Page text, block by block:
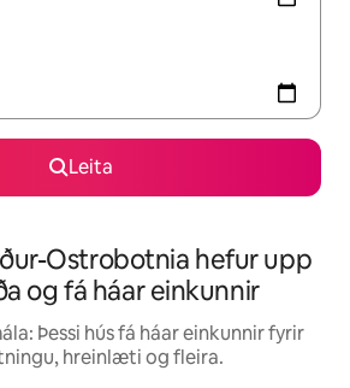
Leita
Ostrobotnia hefur upp
og fá háar einkunnir
Þessi hús fá háar einkunnir fyrir
hreinlæti og fleira.